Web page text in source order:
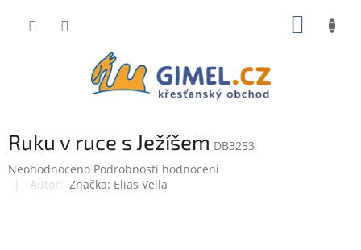
Ruku v ruce s Ježíšem DB3253
Průměrné
hodnocení
Neohodnoceno Podrobnosti hodnocení
Značka: Elias Vella